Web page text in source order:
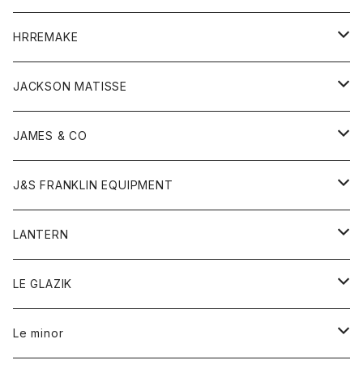
コート
フリース
ウォレット
ストール
マフラー
リング
キッズ
Tシャツ
グッズ
アンダーウェア
靴
トップス
カーディガン
ジャケット
ボトム
オーバーオール
ショートパンツ
レディース
アウター
カーディガン
カーディガン
コート
キッズ
Tシャツ
ロンパース
グッズ
靴
ストール
トップス
カットソー
シャツ
ボトム
オーバーオール
ショートパンツ
レディース
オーバーオール
シャツ
ワンピース
ワンピース
ブラウス
ワンピース
HRREMAKE
バック
キッズ
トレーナー
トップス
Gジャケット
スウェット
帽子
JACKSON MATISSE
Tシャツ
帽子
JAMES & CO
ボトム
J&S FRANKLIN EQUIPMENT
アウター
LANTERN
アウター
Tシャツ
LE GLAZIK
レディース
Le minor